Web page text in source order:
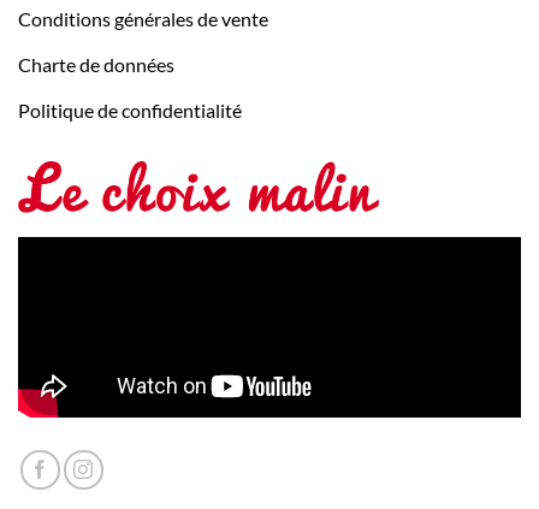
Conditions générales de vente
Charte de données
Politique de confidentialité